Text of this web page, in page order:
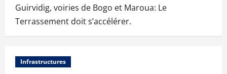
Guirvidig, voiries de Bogo et Maroua: Le
Terrassement doit s’accélérer.
Infrastructures